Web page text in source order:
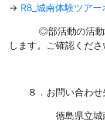
→ R8_城南体験ツア
◎部活動の活動場
します。ご確認くださ
８．お問い合わせ
徳島県立城南